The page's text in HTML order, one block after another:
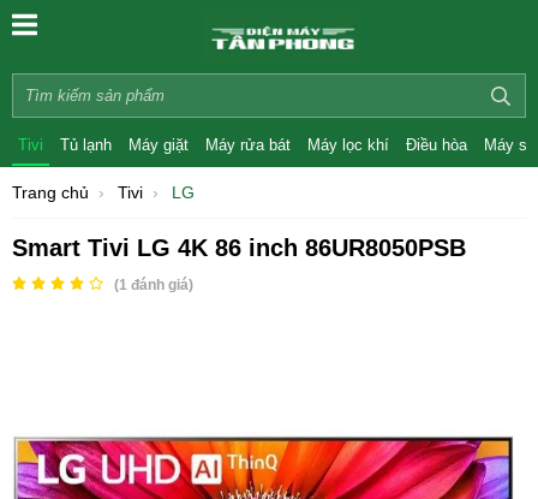
Tivi Tủ lạnh Máy giặt Máy rửa bát Máy lọc khí Điều hòa Máy
Trang chủ Tivi LG
Smart Tivi LG 4K 86 inch 86UR8050PSB
(1 đánh giá)